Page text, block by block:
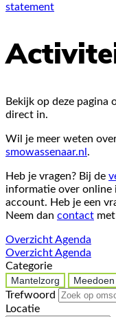
statement
Bekijk op deze
direct in.
Wil je meer weten
smowassenaar.nl .
Heb je vragen? Bij de
informatie over online
account. Heb je een
Neem dan contact
OverzichtAgenda
OverzichtAgenda
Categorie
Mantelzorg
Trefwoord
Locatie